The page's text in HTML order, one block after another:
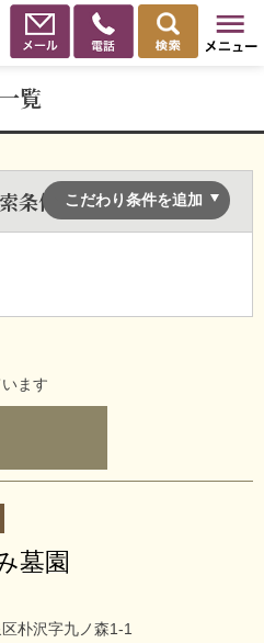
覧
こだわり条件を追加
条件
ます
墓園
朴沢字九ノ森1-1